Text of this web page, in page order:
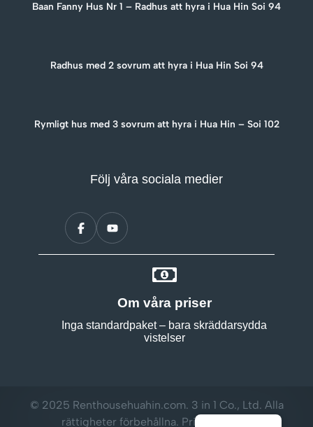
Baan Fanny Hus Nr 1 – Radhus att hyra i Hua Hin Soi 94
Radhus med 2 sovrum att hyra i Hua Hin Soi 94
Rymligt hus med 3 sovrum att hyra i Hua Hin – Soi 102
Följ våra sociala medier
Om våra priser
Inga standardpaket – bara skräddarsydda
vistelser
© 2025 Renthousehuahin.com. 3 in 1 Co., Ltd. Alla
rättigheter förbehållna. Privacy Policy